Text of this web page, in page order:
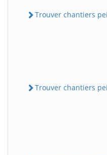
Trouver chantiers
Trouver chantiers